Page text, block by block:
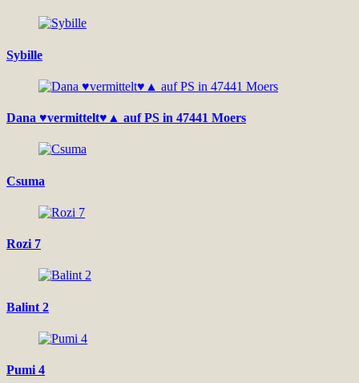
Sybille
Dana ♥vermittelt♥▲ auf PS in 47441 Moers
Csuma
Rozi 7
Balint 2
Pumi 4